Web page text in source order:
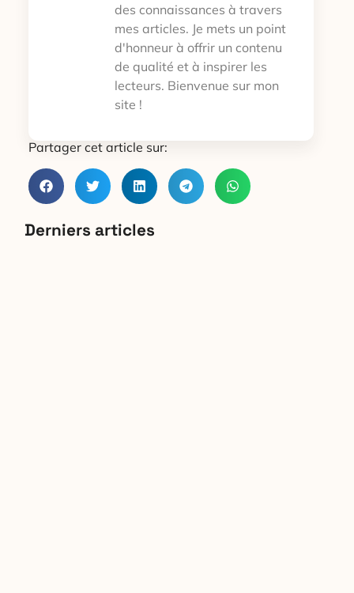
des connaissances à travers
mes articles. Je mets un point
d'honneur à offrir un contenu
de qualité et à inspirer les
lecteurs. Bienvenue sur mon
site !
Partager cet article sur:
Derniers articles